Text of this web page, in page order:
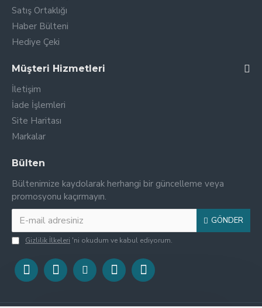
Satış Ortaklığı
Haber Bülteni
Hediye Çeki
Müşteri Hizmetleri
İletişim
İade İşlemleri
Site Haritası
Markalar
Bülten
Bültenimize kaydolarak herhangi bir güncelleme veya
promosyonu kaçırmayın.
GÖNDER
Gizlilik İlkeleri 'ni okudum ve kabul ediyorum.